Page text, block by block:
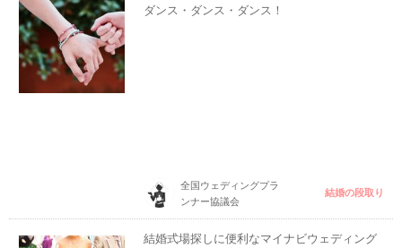
ダンス・ダンス・ダンス！
全国ウェディングプラ
ンナー協議会
結婚の段取り
結婚式場探しに便利なマイナビウェディング